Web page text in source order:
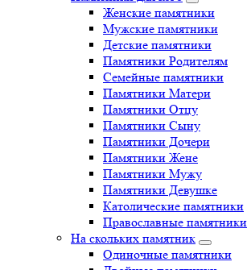
Женские памятники
Мужские памятники
Детские памятники
Памятники Родителям
Семейные памятники
Памятники Матери
Памятники Отцу
Памятники Сыну
Памятники Дочери
Памятники Жене
Памятники Мужу
Памятники Девушке
Католические памятники
Православные памятники
На скольких памятник
Одиночные памятники